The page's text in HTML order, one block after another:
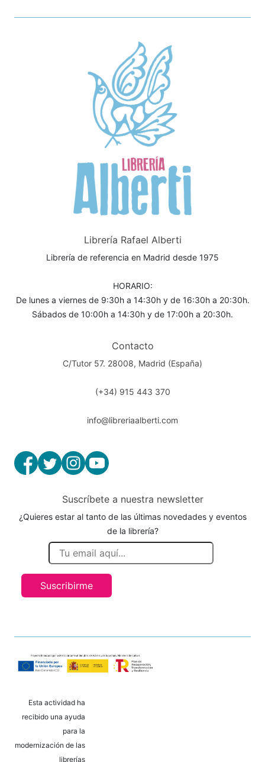
Librería Rafael Alberti
Librería de referencia en Madrid desde 1975
HORARIO:
De lunes a viernes de 9:30h a 14:30h y de 16:30h a 20:30h.
Sábados de 10:00h a 14:30h y de 17:00h a 20:30h.
Contacto
C/Tutor 57. 28008, Madrid (España)
(+34) 915 443 370
info@libreriaalberti.com
Suscríbete a nuestra newsletter
¿Quieres estar al tanto de las últimas novedades y eventos
de la librería?
Suscribirme
Esta actividad ha
recibido una ayuda
para la
modernización de las
librerías